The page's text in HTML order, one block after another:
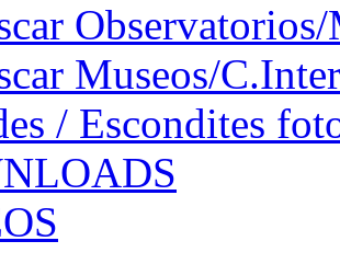
Museos/
/ Escondites